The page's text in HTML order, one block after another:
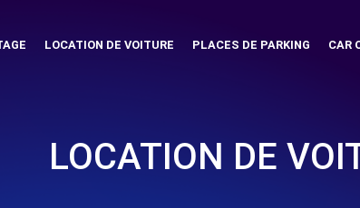
LOCATION DE VOITURE PLACES DE PARKING CAR
LOCATION DE